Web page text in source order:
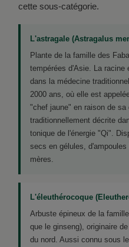
cette sous-catégorie.
L'astragale (Astragalus
Plante de la famille des
tempérées d'Asie. La racine
dans la médecine
2000 ans, où elle est
"chef jaune" en raison de sa
traditionnellement décrite
tonique de l'énergie "Qi".
secs en gélules,
mères.
L'éleuthérocoque
Arbuste épineux de la
que le ginseng), originaire
du nord. Aussi connu sous